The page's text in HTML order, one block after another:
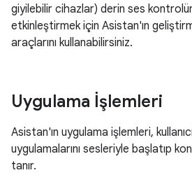
giyilebilir cihazlar) derin ses
etkinleştirmek için Asistan'ın
araçlarını kullanabilirsiniz.
Uygulama İşlemleri
Asistan'ın uygulama işlemleri,
uygulamalarını sesleriyle başlatıp
tanır.